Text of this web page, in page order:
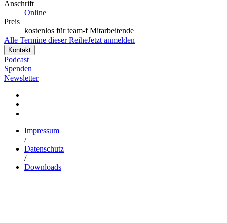
Anschrift
Online
Preis
kostenlos für team-f Mitarbeitende
Alle Termine dieser ReiheJetzt anmelden
Kontakt
Podcast
Spenden
Newsletter
Impressum
/
Datenschutz
/
Downloads